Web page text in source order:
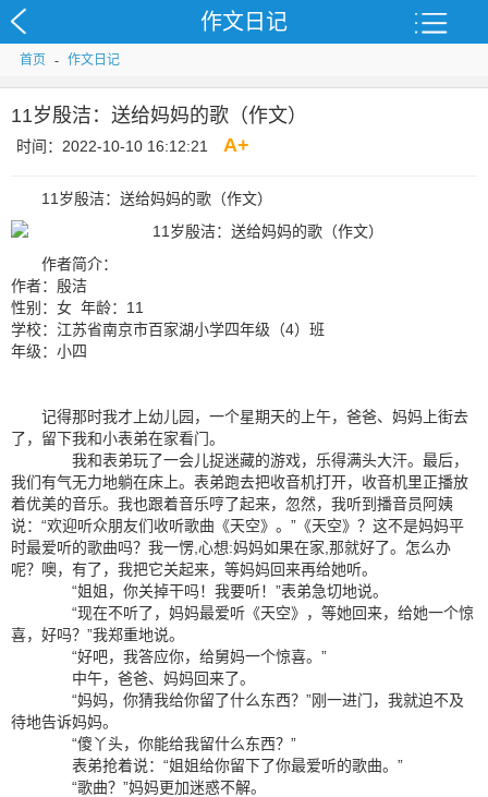
作文日记
首页 - 作文日记
11岁殷洁：送给妈妈的歌（作文）
时间：2022-10-10 16:12:21 A+
11岁殷洁：送给妈妈的歌（作文）
作者简介：
作者：殷洁
性别：女 年龄：11
学校：江苏省南京市百家湖小学四年级（4）班
年级：小四
记得那时我才上幼儿园，一个星期天的上午，爸爸、妈妈上街去
了，留下我和小表弟在家看门。
我和表弟玩了一会儿捉迷藏的游戏，乐得满头大汗。最后，
我们有气无力地躺在床上。表弟跑去把收音机打开，收音机里正播放
着优美的音乐。我也跟着音乐哼了起来，忽然，我听到播音员阿姨
说：“欢迎听众朋友们收听歌曲《天空》。”《天空》？这不是妈妈平
时最爱听的歌曲吗？我一愣,心想:妈妈如果在家,那就好了。怎么办
呢？噢，有了，我把它关起来，等妈妈回来再给她听。
“姐姐，你关掉干吗！我要听！”表弟急切地说。
“现在不听了，妈妈最爱听《天空》，等她回来，给她一个惊
喜，好吗？”我郑重地说。
“好吧，我答应你，给舅妈一个惊喜。”
中午，爸爸、妈妈回来了。
“妈妈，你猜我给你留了什么东西？”刚一进门，我就迫不及
待地告诉妈妈。
“傻丫头，你能给我留什么东西？”
表弟抢着说：“姐姐给你留下了你最爱听的歌曲。”
“歌曲？”妈妈更加迷惑不解。